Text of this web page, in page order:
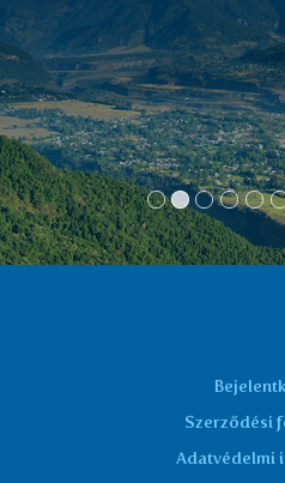
Szerződési
Adatvédelmi